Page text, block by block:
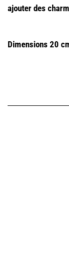
ajouter des
Dimensions 20